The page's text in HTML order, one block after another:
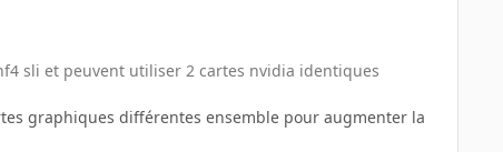
sli et peuvent utiliser 2 cartes nvidia identiques
graphiques différentes ensemble pour augmenter la